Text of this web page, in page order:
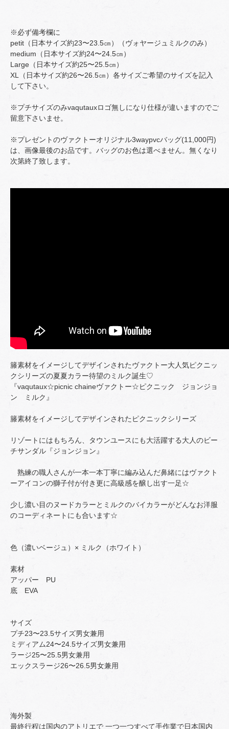
※必ず備考欄に
petit（日本サイズ約23〜23.5㎝）（ヴォヤージュミルクのみ）
medium（日本サイズ約24〜24.5㎝）
Large（日本サイズ約25〜25.5㎝）
XL（日本サイズ約26〜26.5㎝）各サイズご希望のサイズを記入
して下さい。
※プチサイズのみvaqutauxロゴ無しになり仕様が違いますのでご
留意下さいませ。
※プレゼントのヴァクトーオリジナル3waypvcバッグ(11,000円)
は、画像最後のお品です。バッグのお色は選べません。無くなり
次第終了致します。
籐素材をイメージしてデザインされたヴァクトー大人気ピクニッ
クシリーズの夏夏カラー待望のミルク誕生♡
『vaqutaux☆picnic chaineヴァクトー☆ピクニック ジョンジョ
ン ミルク』
籐素材をイメージしてデザインされたピクニックシリーズ
リゾートにはもちろん、タウンユースにも大活躍する大人のビー
チサンダル『ジョンジョン』
熟練の職人さんが一本一本丁寧に編み込んだ鼻緒にはヴァクト
ーアイコンの獅子付が付き更に高級感を醸し出す一足☆
少し濃い目のヌードカラーとミルクのバイカラーがどんなお洋服
のコーディネートにも合います☆
色（濃いベージュ）× ミルク（ホワイト）
素材
アッパー PU
底 EVA
サイズ
プチ23〜23.5サイズ男女兼用
ミディアム24〜24.5サイズ男女兼用
ラージ25〜25.5男女兼用
エックスラージ26〜26.5男女兼用
海外製
最終行程は国内のアトリエで 一つ一つすべて手作業で日本国内